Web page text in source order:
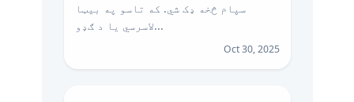
سپام څخه ډک شي. که تاسو په بیټا
لاسرسي یا د ګډو...
Oct 30, 2025